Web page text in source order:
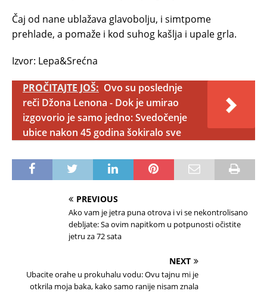
Čaj od nane ublažava glavobolju, i simtpome
prehlade, a pomaže i kod suhog kašlja i upale grla.
Izvor: Lepa&Srećna
PROČITAJTE JOŠ: Ovo su poslednje
reči Džona Lenona - Dok je umirao
izgovorio je samo jedno: Svedočenje
ubice nakon 45 godina šokiralo sve
PREVIOUS
Ako vam je jetra puna otrova i vi se nekontrolisano
debljate: Sa ovim napitkom u potpunosti očistite
jetru za 72 sata
NEXT
Ubacite orahe u prokuhalu vodu: Ovu tajnu mi je
otkrila moja baka, kako samo ranije nisam znala